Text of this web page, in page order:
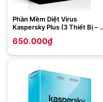
Phần Mềm Diệt Virus
Kaspersky Plus (3 Thiết Bị – 1
650.000₫